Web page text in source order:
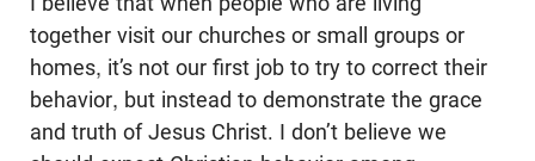
together visit our churches or small groups or
homes, it’s not our first job to try to correct their
behavior, but instead to demonstrate the grace
and truth of Jesus Christ. I don’t believe we